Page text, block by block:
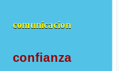
comunicacion
confianza